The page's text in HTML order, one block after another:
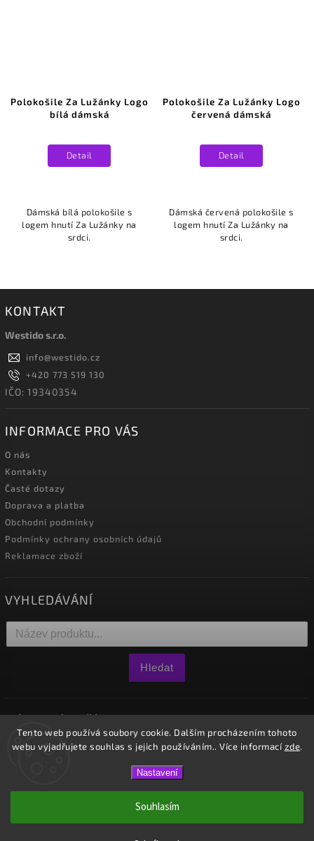
Tento web používá soubory cookie. Dalším procházením tohoto
webu vyjadřujete souhlas s jejich používáním.. Více informacízde.
Nastavení
Souhlasím
Polokošile Za Lužánky Logo
bílá dámská
Detail
Dámská bílá polokošile s
logem hnutí Za Lužánky na
srdci.
Polokošile Za Lužánky Logo
červená dámská
Detail
Dámská červená polokošile s
logem hnutí Za Lužánky na
srdci.
KONTAKT
Westido s.r.o.
info@westido.cz
+420 773 519 130
IČO: 19340354
INFORMACE PRO VÁS
O nás
Kontakty
Časté dotazy
Doprava a platba
Obchodní podmínky
Podmínky ochrany osobních údajů
Reklamace zboží
VYHLEDÁVÁNÍ
Hledat
0ks / 0 Kč